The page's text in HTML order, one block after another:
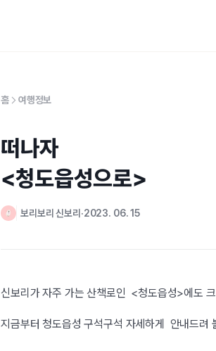
홈 여행정보
떠나자
<청도읍성으로>
보리보리 신보리 2023. 06. 15
신보리가 자주 가는 산책로인 <청도읍성>에도
지금부터 청도읍성 구석구석 자세하게 안내드려